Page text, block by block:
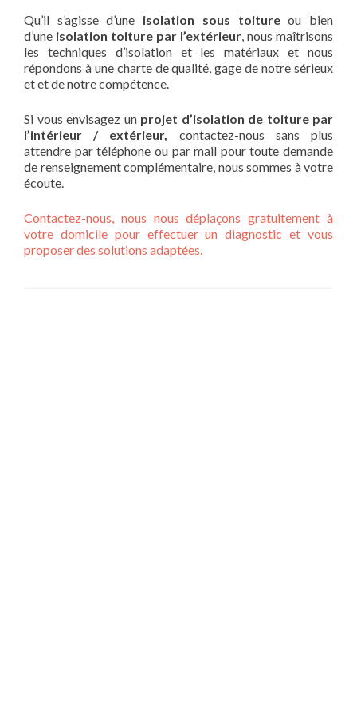
Qu’il s’agisse d’une isolation sous toitureou bien
d’une isolation toiture par l’extérieur, nous maîtrisons
les techniques d’isolation et les matériaux et nous
répondons à une charte de qualité, gage de notre sérieux
et et de notre compétence.
Si vous envisagez unprojet d’isolation de toiture par
l’intérieur / extérieur, contactez-nous sans plus
attendre par téléphone ou par mail pour toute demande
de renseignement complémentaire, nous sommes à votre
écoute.
Contactez-nous, nous nous déplaçons gratuitement à
votre domicile pour effectuer un diagnostic et vous
proposer des solutions adaptées.